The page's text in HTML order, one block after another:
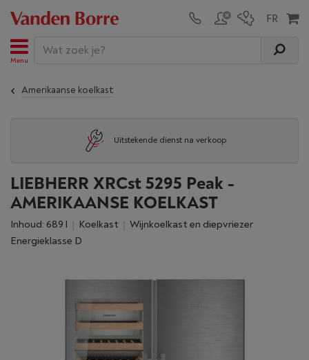
Menu
Amerikaanse koelkast
Uitstekende dienst na verkoop
LIEBHERR XRCst 5295 Peak -
AMERIKAANSE KOELKAST
Inhoud: 689 l Koelkast
wijnkoelkast en diepvriezer
Energieklasse D